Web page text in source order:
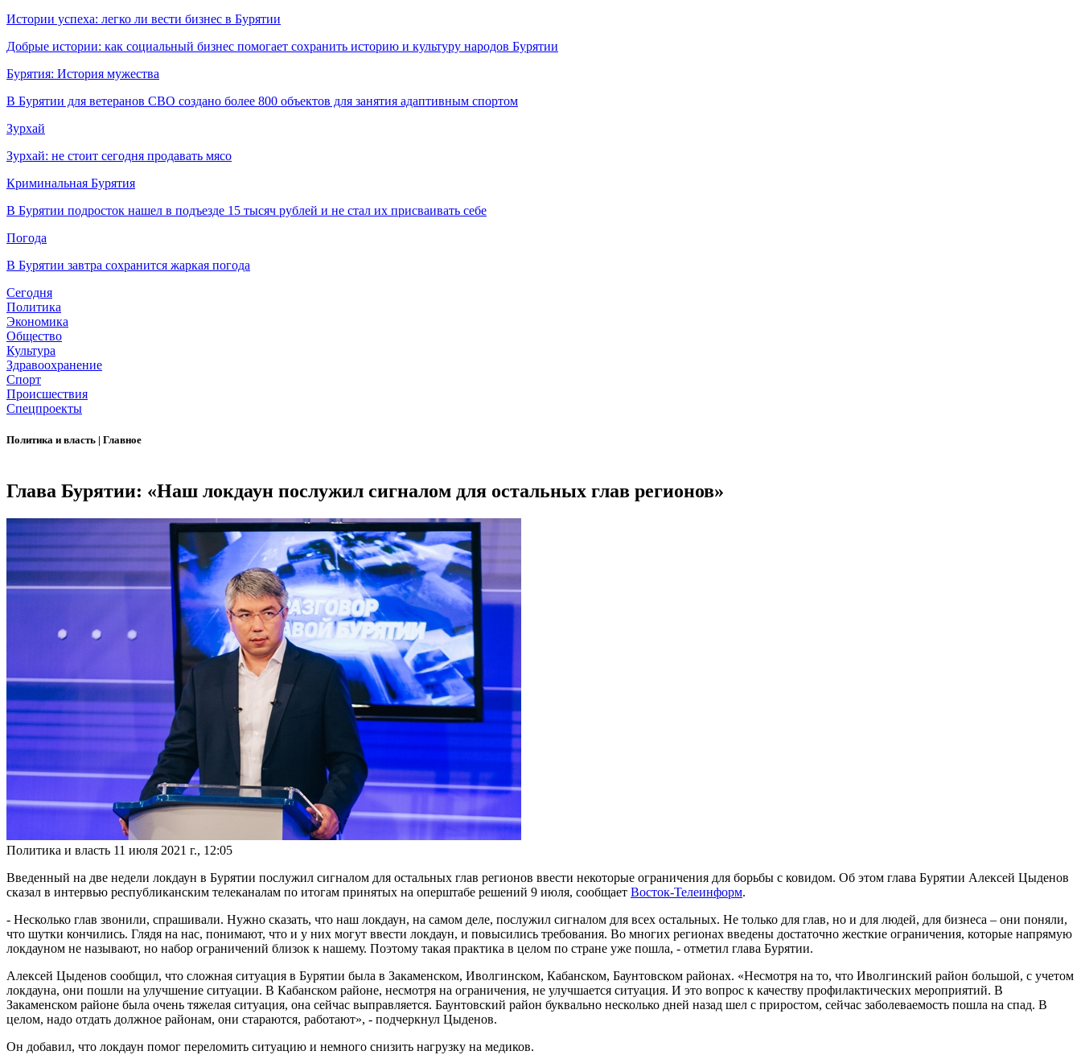
Истории успеха: легко ли вести бизнес в Бурятии
Добрые истории: как социальный бизнес помогает сохранить историю и культуру народов Бурятии
Бурятия: История мужества
В Бурятии для ветеранов СВО создано более 800 объектов для занятия адаптивным спортом
Зурхай
Зурхай: не стоит сегодня продавать мясо
Криминальная Бурятия
В Бурятии подросток нашел в подъезде 15 тысяч рублей и не стал их присваивать себе
Погода
В Бурятии завтра сохранится жаркая погода
Сегодня
Политика
Экономика
Общество
Культура
Здравоохранение
Спорт
Происшествия
Спецпроекты
Политика и власть | Главное
Глава Бурятии: «Наш локдаун послужил сигналом для остальных глав регионов»
Политика и власть 11 июля 2021 г., 12:05
Введенный на две недели локдаун в Бурятии послужил сигналом для остальных глав регионов ввести некоторые ограничения для борьбы с ковидом. Об этом глава Бурятии Алексей Цыденов
сказал в интервью республиканским телеканалам по итогам принятых на оперштабе решений 9 июля, сообщает Восток-Телеинформ.
- Несколько глав звонили, спрашивали. Нужно сказать, что наш локдаун, на самом деле, послужил сигналом для всех остальных. Не только для глав, но и для людей, для бизнеса – они поняли,
что шутки кончились. Глядя на нас, понимают, что и у них могут ввести локдаун, и повысились требования. Во многих регионах введены достаточно жесткие ограничения, которые напрямую
локдауном не называют, но набор ограничений близок к нашему. Поэтому такая практика в целом по стране уже пошла, - отметил глава Бурятии.
Алексей Цыденов сообщил, что сложная ситуация в Бурятии была в Закаменском, Иволгинском, Кабанском, Баунтовском районах. «Несмотря на то, что Иволгинский район большой, с учетом
локдауна, они пошли на улучшение ситуации. В Кабанском районе, несмотря на ограничения, не улучшается ситуация. И это вопрос к качеству профилактических мероприятий. В
Закаменском районе была очень тяжелая ситуация, она сейчас выправляется. Баунтовский район буквально несколько дней назад шел с приростом, сейчас заболеваемость пошла на спад. В
целом, надо отдать должное районам, они стараются, работают», - подчеркнул Цыденов.
Он добавил, что локдаун помог переломить ситуацию и немного снизить нагрузку на медиков.